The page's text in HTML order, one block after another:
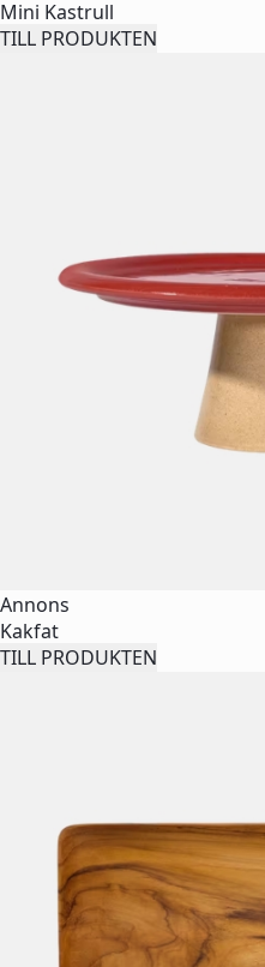
Mini Kastrull
TILL PRODUKTEN
Annons
Kakfat
TILL PRODUKTEN